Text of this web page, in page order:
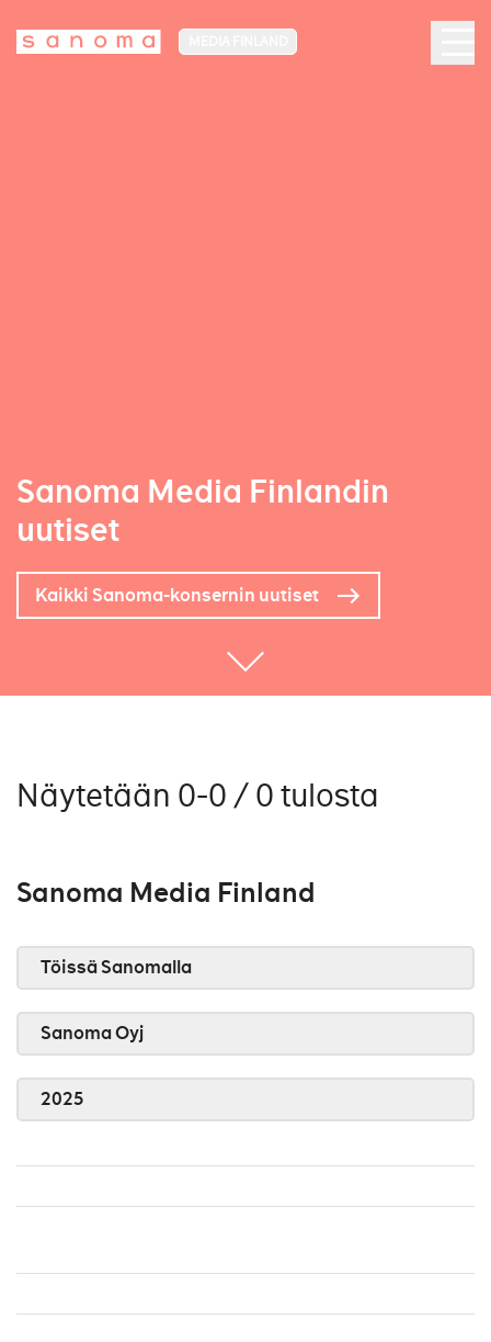
Sanoma Media Finlandin
uutiset
Kaikki Sanoma-konsernin uutiset
Näytetään 0-0 / 0 tulosta
Sanoma Media Finland
Töissä Sanomalla
Sanoma Oyj
2025